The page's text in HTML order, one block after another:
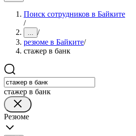
Поиск сотрудников в Байките
/
... /
резюме в Байките/
стажер в банк
стажер в банк
Резюме